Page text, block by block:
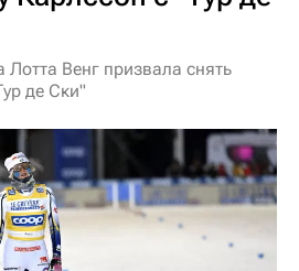
Венг призвала снять
де Ски"